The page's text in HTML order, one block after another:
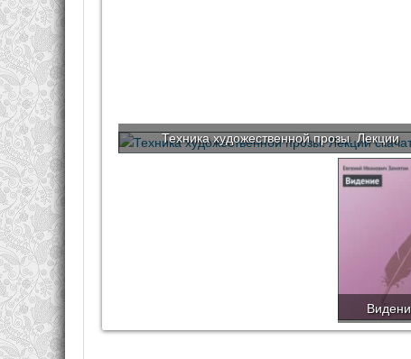
Техника художественной прозы. Лекции